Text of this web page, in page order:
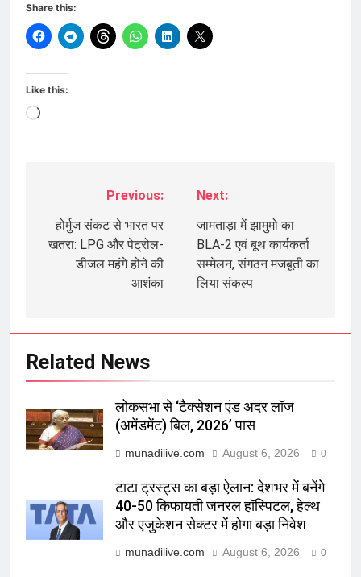
Share this:
Like this:
Loading…
navigation
Previous:
होर्मुज संकट से भारत पर
खतरा: LPG और पेट्रोल-
डीजल महंगे होने की
आशंका
Next:
जामताड़ा में झामुमो का
BLA-2 एवं बूथ कार्यकर्ता
सम्मेलन, संगठन मजबूती का
लिया संकल्प
Related News
लोकसभा से ‘टैक्सेशन एंड अदर लॉज
(अमेंडमेंट) बिल, 2026’ पास
munadilive.com August 6, 2026 0
टाटा ट्रस्ट्स का बड़ा ऐलान: देशभर में बनेंगे
40-50 किफायती जनरल हॉस्पिटल, हेल्थ
और एजुकेशन सेक्टर में होगा बड़ा निवेश
munadilive.com August 6, 2026 0